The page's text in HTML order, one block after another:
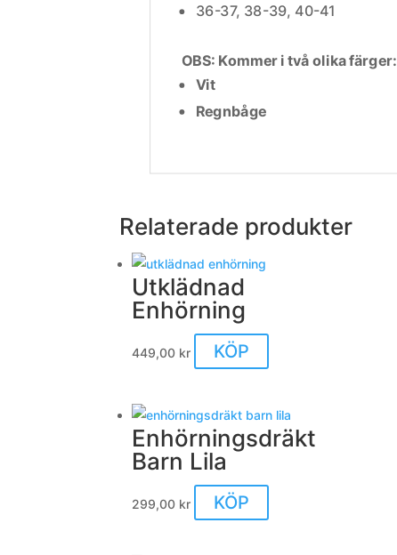
36-37, 38-39, 40-41
OBS: Kommer i två olika färger:
Vit
Regnbåge
Relaterade produkter
Utklädnad
Enhörning
449,00 kr KÖP
Enhörningsdräkt
Barn Lila
299,00 kr KÖP
här